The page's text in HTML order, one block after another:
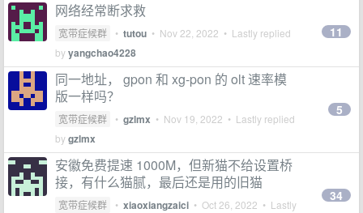
网络经常断求救
宽带症候群 • tutou • Nov 22, 2022 • Lastly replied
byyangchao4228
11
同一地址， gpon 和 xg-pon 的 olt 速率模
版一样吗？
宽带症候群 • gzlmx • Nov 19, 2022 • Lastly replied
bygzlmx
5
安徽免费提速 1000M，但新猫不给设置桥
接，有什么猫腻，最后还是用的旧猫
宽带症候群 • xiaoxiangzaici • Oct 26, 2022 • Lastly
34